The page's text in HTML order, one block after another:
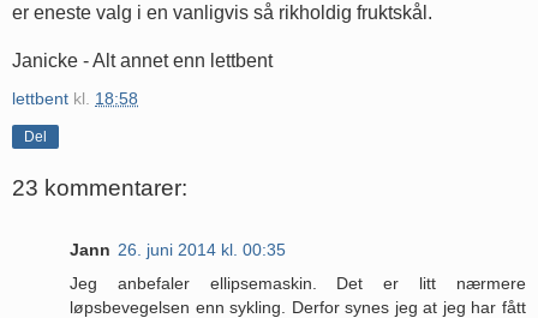
er eneste valg i en vanligvis så rikholdig fruktskål.
Janicke - Alt annet enn lettbent
lettbent kl. 18:58
Del
23 kommentarer:
Jann 26. juni 2014 kl. 00:35
Jeg anbefaler ellipsemaskin. Det er litt nærmere
løpsbevegelsen enn sykling. Derfor synes jeg at jeg har fått